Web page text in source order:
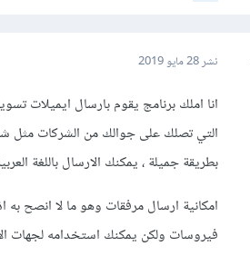
نشر28 مايو 2019
انا املك برنامج يقوم بارسال ايميلات
التي تصلك على جوالك من الشركات مثل
بطريقة جميلة ، يمكنك الارسال باللغة
امكانية ارسال مرفقات وهو ما لا انصح به
فيروسات ولكن يمكنك استخدامه لجهات